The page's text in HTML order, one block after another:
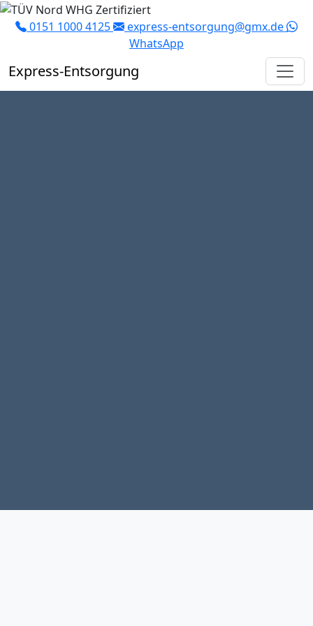
0151 1000 4125
express-entsorgung@gmx.de
WhatsApp
Express-Entsorgung